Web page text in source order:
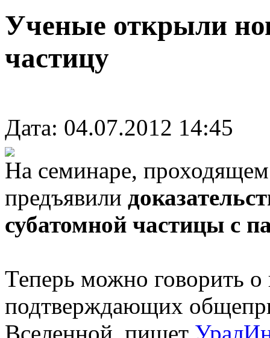
Ученые открыли
частицу
Дата: 04.07.2012 14:45
На семинаре,
предъявили
субатомной частицы с
Теперь можно говорить
подтверждающих